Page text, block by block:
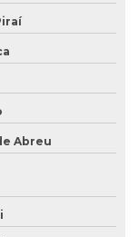
de contaminação
Abreu